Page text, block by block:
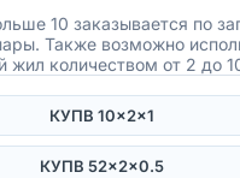
10 заказывается по
Также возможно
жил количеством от 2 до
КУПВ 10×2×1
КУПВ 52×2×0.5